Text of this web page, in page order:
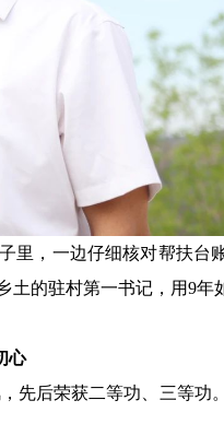
里，一边仔细核对帮扶台
土的驻村第一书记，用9年
心
先后荣获二等功、 三等功